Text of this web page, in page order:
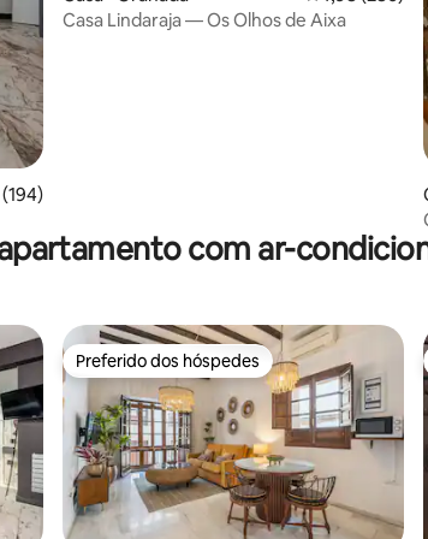
uma avaliação média de 5, 194 avaliações
Casa Lindaraja — Os Olhos de Aixa
com ar-
Preferido dos hóspedes
Preferido dos hóspedes